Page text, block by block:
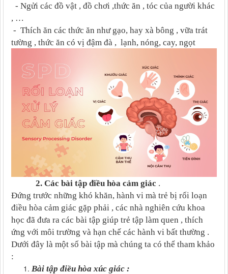
- Ngửi các đồ vật , đồ chơi ,thức ăn , tóc của người khác
, …
- Thích ăn các thức ăn như gạo, hay xà bông , vữa trát
tường , thức ăn có vị đậm đà , lạnh, nóng, cay, ngọt
2. Các bài tập điều hòa cảm giác .
Đứng trước những khó khăn, hành vi mà trẻ bị rối loạn
điều hòa cảm giác gặp phải , các nhà nghiên cứu khoa
học đã đưa ra các bài tập giúp trẻ tập làm quen , thích
ứng với môi trường và hạn chế các hành vi bất thường .
Dưới đây là một số bài tập mà chúng ta có thể tham khảo
:
Bài tập điều hòa xúc giác :